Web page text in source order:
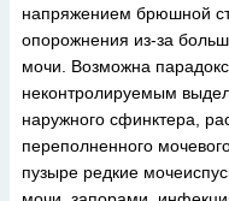
напряжением брюшной
опорожнения из-за
мочи. Возможна
неконтролируемым
наружного сфинктера,
переполненного
пузыре редкие